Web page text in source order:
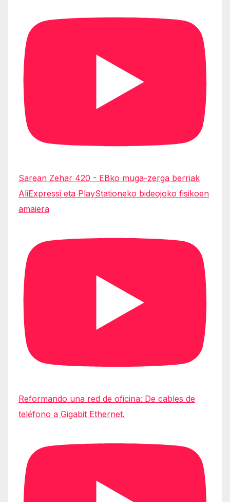
Sarean Zehar 420 - EBko muga-zerga berriak
AliExpressi eta PlayStationeko bideojoko fisikoen
amaiera
Reformando una red de oficina: De cables de
teléfono a Gigabit Ethernet.